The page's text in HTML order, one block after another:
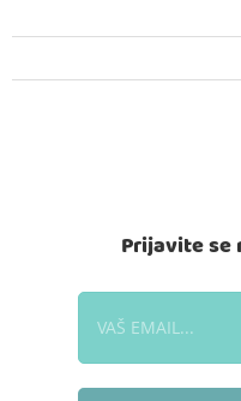
Prijavite se